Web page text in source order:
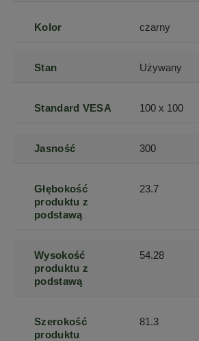
Kolor czarny
Stan Używany
Standard VESA 100 x 100
Jasność 300
Głębokość
produktu z
podstawą
23.7
Wysokość
produktu z
podstawą
54.28
Szerokość
produktu
81.3